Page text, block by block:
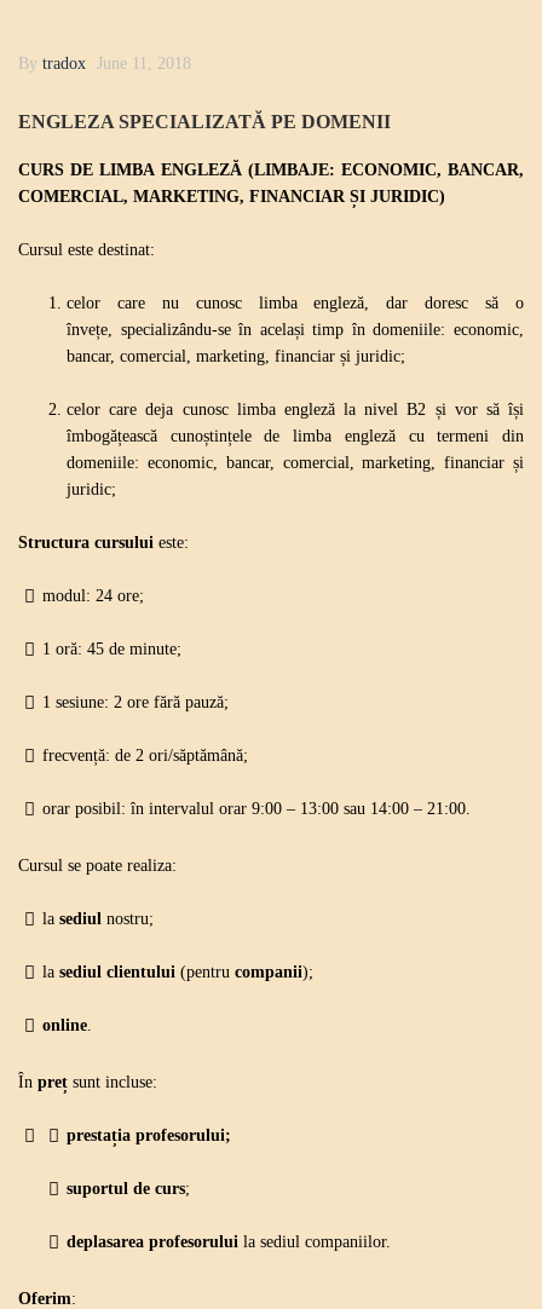
By tradox June 11, 2018
ENGLEZA SPECIALIZATĂ PE DOMENII
CURS DE LIMBA ENGLEZĂ (LIMBAJE: ECONOMIC, BANCAR,
COMERCIAL, MARKETING, FINANCIAR ȘI JURIDIC)
Cursul este destinat:
celor care nu cunosc limba engleză, dar doresc să o
învețe, specializându-se în același timp în domeniile: economic,
bancar, comercial, marketing, financiar și juridic;
celor care deja cunosc limba engleză la nivel B2 și vor să își
îmbogățească cunoștințele de limba engleză cu termeni din
domeniile: economic, bancar, comercial, marketing, financiar și
juridic;
Structura cursului este:
modul: 24 ore;
1 oră: 45 de minute;
1 sesiune: 2 ore fără pauză;
frecvență: de 2 ori/săptămână;
orar posibil: în intervalul orar 9:00 – 13:00 sau 14:00 – 21:00.
Cursul se poate realiza:
la sediul nostru;
la sediul clientului (pentru companii);
online.
În preț sunt incluse:
prestația profesorului;
suportul de curs;
deplasarea profesorului la sediul companiilor.
Oferim: